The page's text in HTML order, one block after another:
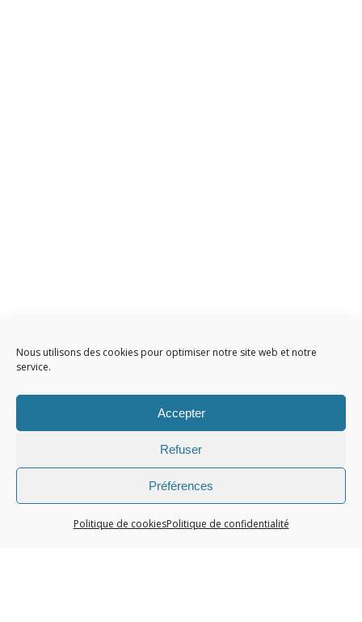
Nous utilisons des cookies pour optimiser notre site web et notre
service.
Accepter
Refuser
Préférences
Politique de cookiesPolitique de confidentialité